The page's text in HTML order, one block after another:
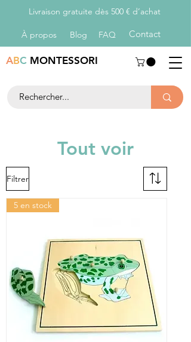
Livraison gratuite dès 500 € d’achat
À propos Blog FAQ Contact
ABC MONTESSORI
Tout voir
Filtrer
5 en stock